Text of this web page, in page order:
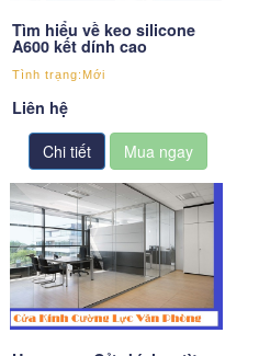
Tìm hiểu về keo silicone
A600 kết dính cao
Tình trạng:Mới
Liên hệ
Chi tiết